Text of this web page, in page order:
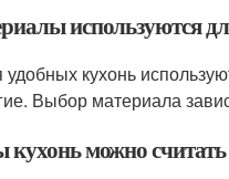
используются
кухонь
Выбор материала
кухонь можно